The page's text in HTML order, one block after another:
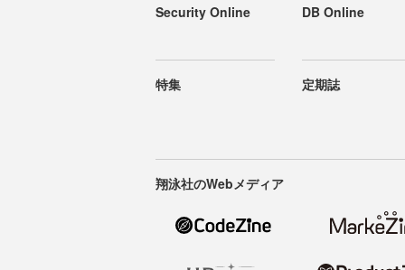
Security Online DB Online
特集 定期誌
翔泳社のWebメディア